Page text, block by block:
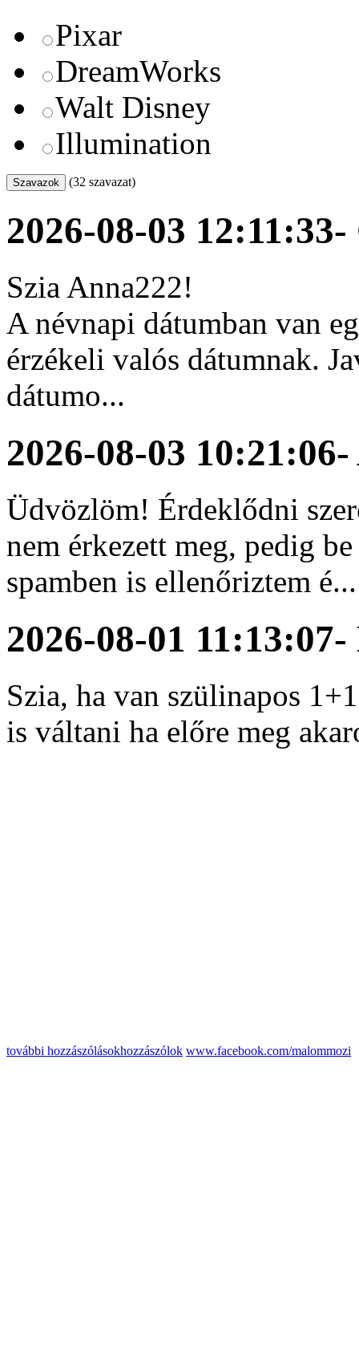
Pixar
DreamWorks
Walt Disney
Illumination
(32 szavazat)
2026-08-03 12:11:33-
Szia Anna222!
A névnapi dátumban van
érzékeli valós dátumnak.
dátumo...
2026-08-03 10:21:06-
Üdvözlöm! Érdeklődni
nem érkezett meg, pedig
spamben is ellenőriztem é...
2026-08-01 11:13:07-
Szia, ha van szülinapos
is váltani ha előre meg
további hozzászólásokhozzászólok www.facebook.com/malommozi